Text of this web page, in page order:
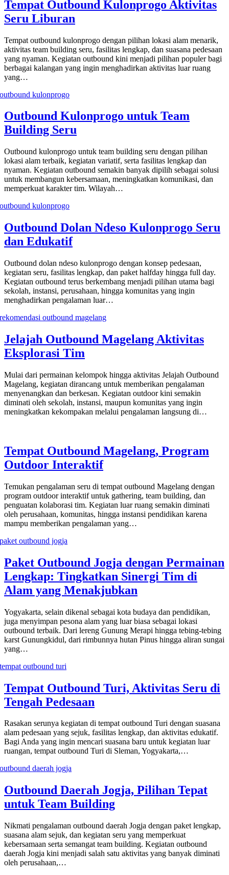
Tempat Outbound Kulonprogo Aktivitas
Seru Liburan
Tempat outbound kulonprogo dengan pilihan lokasi alam menarik,
aktivitas team building seru, fasilitas lengkap, dan suasana pedesaan
yang nyaman. Kegiatan outbound kini menjadi pilihan populer bagi
berbagai kalangan yang ingin menghadirkan aktivitas luar ruang
yang…
Outbound Kulonprogo untuk Team
Building Seru
Outbound kulonprogo untuk team building seru dengan pilihan
lokasi alam terbaik, kegiatan variatif, serta fasilitas lengkap dan
nyaman. Kegiatan outbound semakin banyak dipilih sebagai solusi
untuk membangun kebersamaan, meningkatkan komunikasi, dan
memperkuat karakter tim. Wilayah…
Outbound Dolan Ndeso Kulonprogo Seru
dan Edukatif
Outbound dolan ndeso kulonprogo dengan konsep pedesaan,
kegiatan seru, fasilitas lengkap, dan paket halfday hingga full day.
Kegiatan outbound terus berkembang menjadi pilihan utama bagi
sekolah, instansi, perusahaan, hingga komunitas yang ingin
menghadirkan pengalaman luar…
Jelajah Outbound Magelang Aktivitas
Eksplorasi Tim
Mulai dari permainan kelompok hingga aktivitas Jelajah Outbound
Magelang, kegiatan dirancang untuk memberikan pengalaman
menyenangkan dan berkesan. Kegiatan outdoor kini semakin
diminati oleh sekolah, instansi, maupun komunitas yang ingin
meningkatkan kekompakan melalui pengalaman langsung di…
Tempat Outbound Magelang, Program
Outdoor Interaktif
Temukan pengalaman seru di tempat outbound Magelang dengan
program outdoor interaktif untuk gathering, team building, dan
penguatan kolaborasi tim. Kegiatan luar ruang semakin diminati
oleh perusahaan, komunitas, hingga instansi pendidikan karena
mampu memberikan pengalaman yang…
Paket Outbound Jogja dengan Permainan
Lengkap: Tingkatkan Sinergi Tim di
Alam yang Menakjubkan
Yogyakarta, selain dikenal sebagai kota budaya dan pendidikan,
juga menyimpan pesona alam yang luar biasa sebagai lokasi
outbound terbaik. Dari lereng Gunung Merapi hingga tebing-tebing
karst Gunungkidul, dari rimbunnya hutan Pinus hingga aliran sungai
yang…
Tempat Outbound Turi, Aktivitas Seru di
Tengah Pedesaan
Rasakan serunya kegiatan di tempat outbound Turi dengan suasana
alam pedesaan yang sejuk, fasilitas lengkap, dan aktivitas edukatif.
Bagi Anda yang ingin mencari suasana baru untuk kegiatan luar
ruangan, tempat outbound Turi di Sleman, Yogyakarta,…
Outbound Daerah Jogja, Pilihan Tepat
untuk Team Building
Nikmati pengalaman outbound daerah Jogja dengan paket lengkap,
suasana alam sejuk, dan kegiatan seru yang memperkuat
kebersamaan serta semangat team building. Kegiatan outbound
daerah Jogja kini menjadi salah satu aktivitas yang banyak diminati
oleh perusahaan,…